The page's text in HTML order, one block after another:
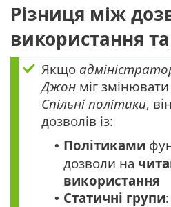
Різниця між
використання
Якщо
Джон міг
Спільні політики,
дозволів із:
• Політиками
дозволи на
використання
• Статичні групи